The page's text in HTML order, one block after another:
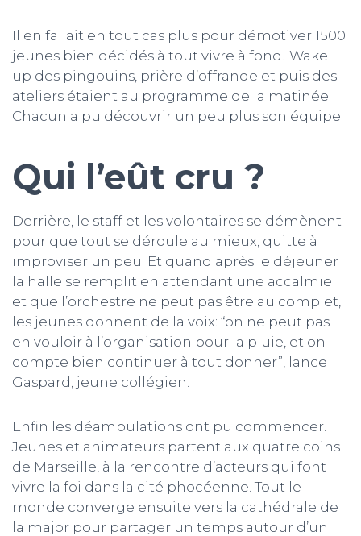
Il en fallait en tout cas plus pour démotiver 1500
jeunes bien décidés à tout vivre à fond! Wake
up des pingouins, prière d’offrande et puis des
ateliers étaient au programme de la matinée.
Chacun a pu découvrir un peu plus son équipe.
Qui l’eût cru ?
Derrière, le staff et les volontaires se démènent
pour que tout se déroule au mieux, quitte à
improviser un peu. Et quand après le déjeuner
la halle se remplit en attendant une accalmie
et que l’orchestre ne peut pas être au complet,
les jeunes donnent de la voix: “on ne peut pas
en vouloir à l’organisation pour la pluie, et on
compte bien continuer à tout donner”, lance
Gaspard, jeune collégien.
Enfin les déambulations ont pu commencer.
Jeunes et animateurs partent aux quatre coins
de Marseille, à la rencontre d’acteurs qui font
vivre la foi dans la cité phocéenne. Tout le
monde converge ensuite vers la cathédrale de
la major pour partager un temps autour d’un